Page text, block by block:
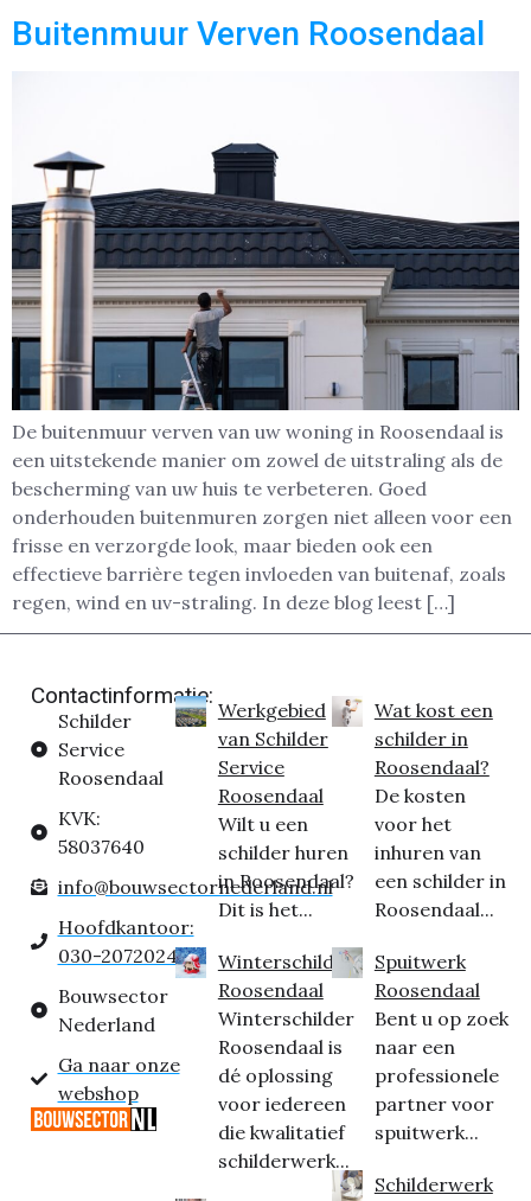
Buitenmuur Verven Roosendaal
De buitenmuur verven van uw woning in Roosendaal is
een uitstekende manier om zowel de uitstraling als de
bescherming van uw huis te verbeteren. Goed
onderhouden buitenmuren zorgen niet alleen voor een
frisse en verzorgde look, maar bieden ook een
effectieve barrière tegen invloeden van buitenaf, zoals
regen, wind en uv-straling. In deze blog leest […]
Contactinformatie:
Schilder
Service
Roosendaal
KVK:
58037640
info@bouwsectornederland.nl
Hoofdkantoor:
030-2072024
Bouwsector
Nederland
Ga naar onze
webshop
Werkgebied
van Schilder
Service
Roosendaal
Wilt u een
schilder huren
in Roosendaal?
Dit is het...
Winterschilder
Roosendaal
Winterschilder
Roosendaal is
dé oplossing
voor iedereen
die kwalitatief
schilderwerk...
Wat kost een
schilder in
Roosendaal?
De kosten
voor het
inhuren van
een schilder in
Roosendaal...
Spuitwerk
Roosendaal
Bent u op zoek
naar een
professionele
partner voor
spuitwerk...
Schilderwerk